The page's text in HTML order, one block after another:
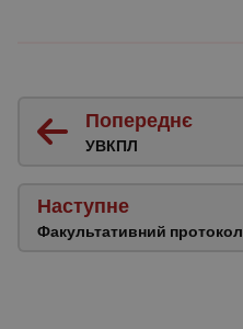
Попереднє
УВКПЛ
Наступне
Факультативний протокол